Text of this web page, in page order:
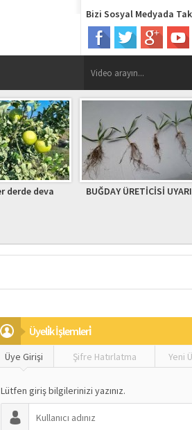
Bizi Sosyal Medyada
UYARILIYOR!
Bafra Küçük Sanayi
Üyeli̇k İşlemleri̇
Üye Girişi Şifre Hatırlatma Yeni
Lütfen giriş bilgilerinizi yazınız.